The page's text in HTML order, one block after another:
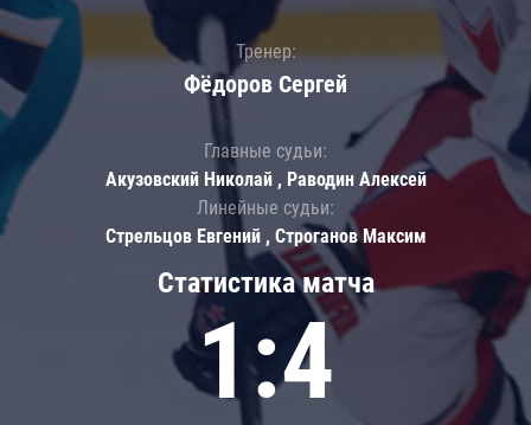
Статистика матча
1:4
Тренер:
Фёдоров Сергей
Главные судьи:
Акузовский Николай , Раводин Алексей
Линейные судьи:
Стрельцов Евгений , Строганов Максим